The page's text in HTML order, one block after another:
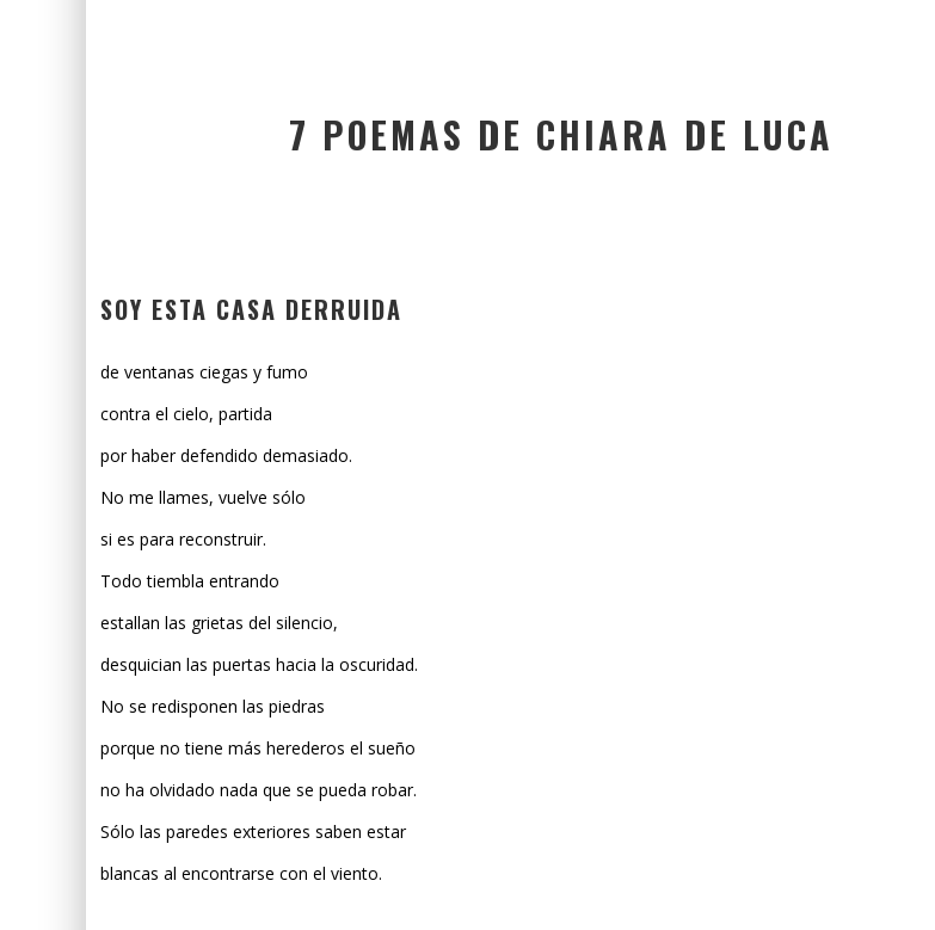
7 POEMAS DE CHIARA DE LUCA
SOY ESTA CASA DERRUIDA
de ventanas ciegas y fumo
contra el cielo, partida
por haber defendido demasiado.
No me llames, vuelve sólo
si es para reconstruir.
Todo tiembla entrando
estallan las grietas del silencio,
desquician las puertas hacia la oscuridad.
No se redisponen las piedras
porque no tiene más herederos el sueño
no ha olvidado nada que se pueda robar.
Sólo las paredes exteriores saben estar
blancas al encontrarse con el viento.